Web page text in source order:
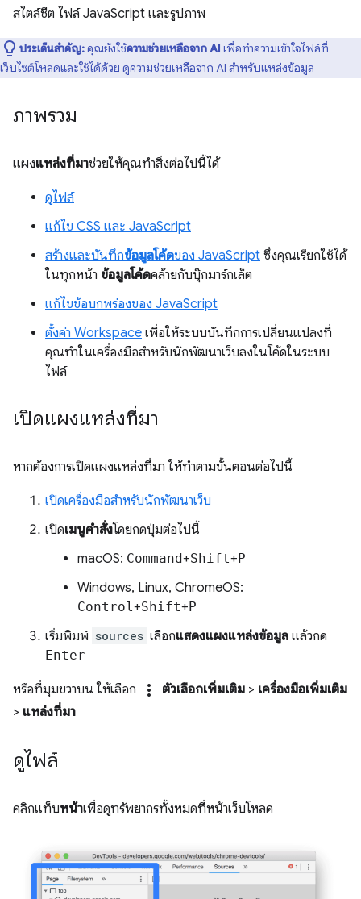
สไตล์ชีต ไฟล์ JavaScript และรูปภาพ
ประเด็นสำคัญ:คุณยังใช้ความช่วยเหลือจาก AI เพื่อทำความเข้าใจไฟล์ที่
เว็บไซต์โหลดและใช้ได้ด้วย ดูความช่วยเหลือจาก AI สำหรับแหล่งข้อมูล
ภาพรวม
แผงแหล่งที่มาช่วยให้คุณทำสิ่งต่อไปนี้ได้
ดูไฟล์
แก้ไข CSS และ JavaScript
สร้างและบันทึกข้อมูลโค้ดของ JavaScript ซึ่งคุณเรียกใช้ได้
ในทุกหน้า ข้อมูลโค้ดคล้ายกับบุ๊กมาร์กเล็ต
แก้ไขข้อบกพร่องของ JavaScript
ตั้งค่า Workspace เพื่อให้ระบบบันทึกการเปลี่ยนแปลงที่
คุณทำในเครื่องมือสำหรับนักพัฒนาเว็บลงในโค้ดในระบบ
ไฟล์
เปิดแผงแหล่งที่มา
หากต้องการเปิดแผงแหล่งที่มา ให้ทำตามขั้นตอนต่อไปนี้
เปิดเครื่องมือสำหรับนักพัฒนาเว็บ
เปิดเมนูคำสั่งโดยกดปุ่มต่อไปนี้
macOS: Command+Shift+P
Windows, Linux, ChromeOS:
Control+Shift+P
เริ่มพิมพ์ sources เลือกแสดงแผงแหล่งข้อมูล แล้วกด
Enter
หรือที่มุมขวาบน ให้เลือก more_vert ตัวเลือกเพิ่มเติม > เครื่องมือเพิ่มเติม
> แหล่งที่มา
ดูไฟล์
คลิกแท็บหน้าเพื่อดูทรัพยากรทั้งหมดที่หน้าเว็บโหลด